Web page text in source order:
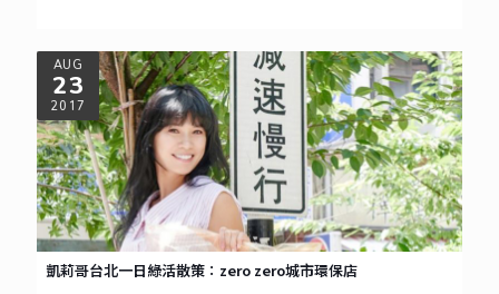
AUG
23
2017
凱莉哥台北一日綠活散策：zero zero城市環保店